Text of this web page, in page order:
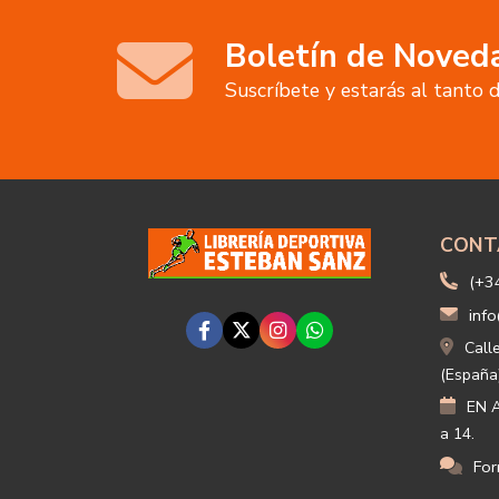
Boletín de
Suscríbete y estarás al tanto
EN
a 14.